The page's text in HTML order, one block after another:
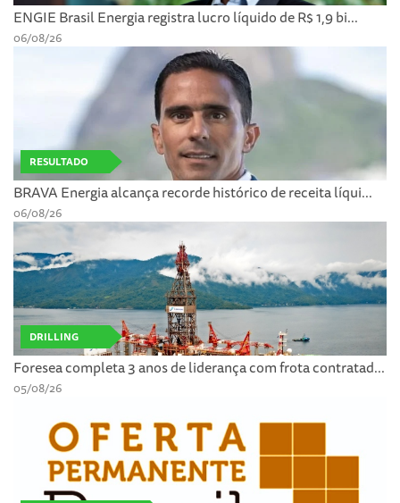
ENGIE Brasil Energia registra lucro líquido de R$ 1,9 bi...
06/08/26
RESULTADO
BRAVA Energia alcança recorde histórico de receita líqui...
06/08/26
DRILLING
Foresea completa 3 anos de liderança com frota contratad...
05/08/26